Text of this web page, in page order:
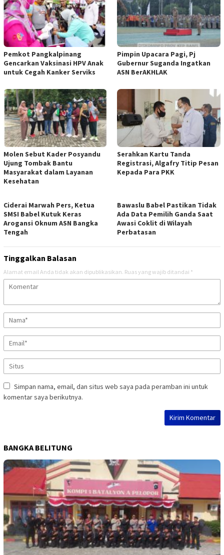
Pemkot Pangkalpinang
Gencarkan Vaksinasi HPV Anak
untuk Cegah Kanker Serviks
Pimpin Upacara Pagi, Pj
Gubernur Suganda Ingatkan
ASN BerAKHLAK
Molen Sebut Kader Posyandu
Ujung Tombak Bantu
Masyarakat dalam Layanan
Kesehatan
Serahkan Kartu Tanda
Registrasi, Algafry Titip Pesan
Kepada Para PKK
Ciderai Marwah Pers, Ketua
SMSI Babel Kutuk Keras
Arogansi Oknum ASN Bangka
Tengah
Bawaslu Babel Pastikan Tidak
Ada Data Pemilih Ganda Saat
Awasi Coklit di Wilayah
Perbatasan
Tinggalkan Balasan
Alamat email Anda tidak akan dipublikasikan. Ruas yang wajib ditandai *
Simpan nama, email, dan situs web saya pada peramban ini untuk
komentar saya berikutnya.
BANGKA BELITUNG